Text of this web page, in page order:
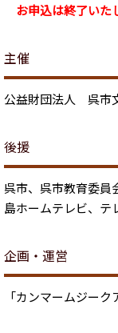
お申込は終了いた
主催
公益財団法人 呉市
後援
呉市、呉市教育委員
島ホームテレビ、テ
企画・運営
「カンマームジー